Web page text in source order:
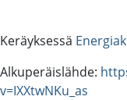
Keräyksessä
Alkuperäislähde:
v=IXXtwNKu_as